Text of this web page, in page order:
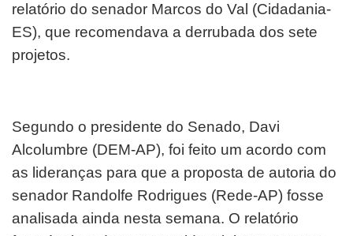
relatório do senador Marcos do Val (Cidadania-
ES), que recomendava a derrubada dos sete
projetos.
Segundo o presidente do Senado, Davi
Alcolumbre (DEM-AP), foi feito um acordo com
as lideranças para que a proposta de autoria do
senador Randolfe Rodrigues (Rede-AP) fosse
analisada ainda nesta semana. O relatório